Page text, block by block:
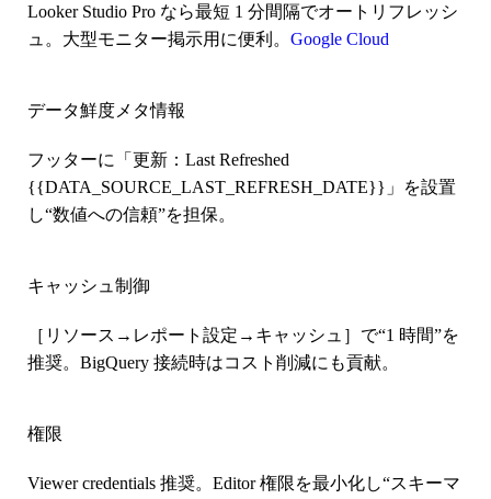
Looker Studio Pro なら最短 1 分間隔でオートリフレッシ
ュ。大型モニター掲示用に便利。 Google Cloud
データ鮮度メタ情報
フッターに「更新：Last Refreshed
{{DATA_SOURCE_LAST_REFRESH_DATE}}」を設置
し“数値への信頼”を担保。
キャッシュ制御
［リソース→レポート設定→キャッシュ］で“1 時間”を
推奨。BigQuery 接続時はコスト削減にも貢献。
権限
Viewer credentials 推奨。Editor 権限を最小化し“スキーマ